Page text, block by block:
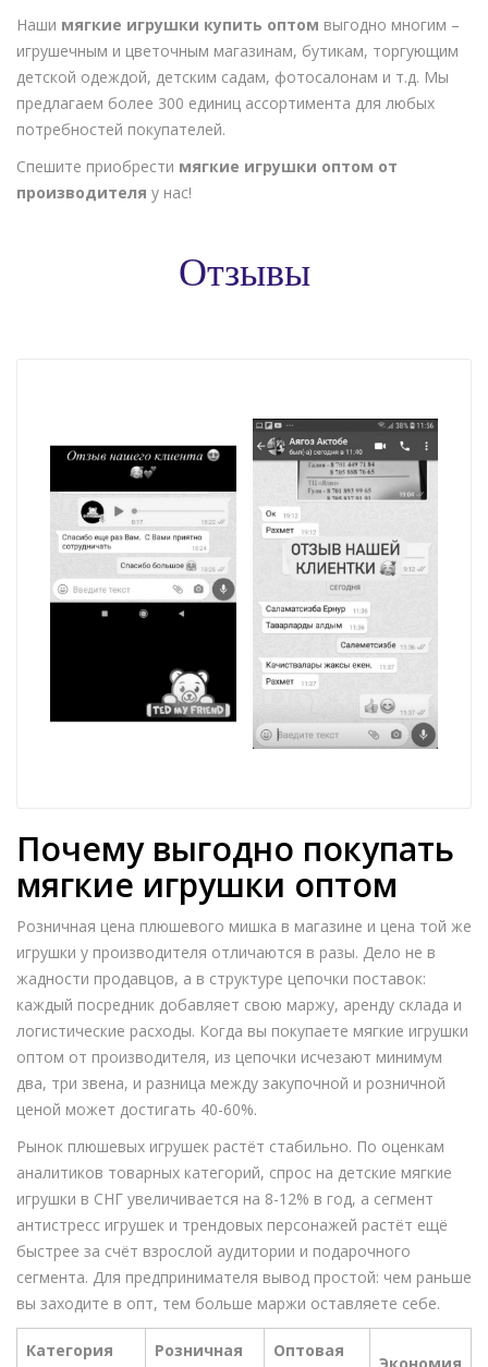
Наши мягкие игрушки купить оптом выгодно многим –
игрушечным и цветочным магазинам, бутикам, торгующим
детской одеждой, детским садам, фотосалонам и т.д. Мы
предлагаем более 300 единиц ассортимента для любых
потребностей покупателей.
Спешите приобрести мягкие игрушки оптом от
производителя у нас!
Отзывы
Почему выгодно покупать
мягкие игрушки оптом
Розничная цена плюшевого мишка в магазине и цена той же
игрушки у производителя отличаются в разы. Дело не в
жадности продавцов, а в структуре цепочки поставок:
каждый посредник добавляет свою маржу, аренду склада и
логистические расходы. Когда вы покупаете мягкие игрушки
оптом от производителя, из цепочки исчезают минимум
два, три звена, и разница между закупочной и розничной
ценой может достигать 40-60%.
Рынок плюшевых игрушек растёт стабильно. По оценкам
аналитиков товарных категорий, спрос на детские мягкие
игрушки в СНГ увеличивается на 8-12% в год, а сегмент
антистресс игрушек и трендовых персонажей растёт ещё
быстрее за счёт взрослой аудитории и подарочного
сегмента. Для предпринимателя вывод простой: чем раньше
вы заходите в опт, тем больше маржи оставляете себе.
Категория
Розничная
Оптовая
Экономия